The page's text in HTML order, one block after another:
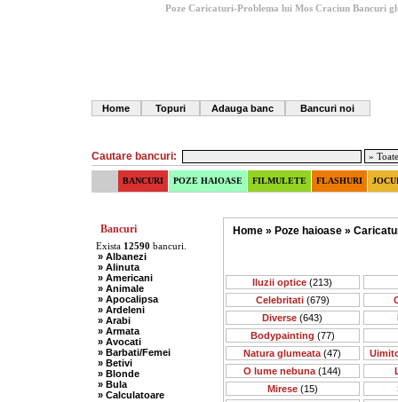
Poze Caricaturi-Problema lui Mos Craciun Bancuri
Home Topuri Adauga banc Bancuri noi
Cautare bancuri:
BANCURI POZE HAIOASE FILMULETE FLASHURI
Bancuri
Exista 12590 bancuri.
» Albanezi
» Alinuta
» Americani
» Animale
» Apocalipsa
» Ardeleni
» Arabi
» Armata
» Avocati
» Barbati/Femei
» Betivi
» Blonde
» Bula
» Calculatoare
Home» Poze haioase»
Iluzii optice (213)
Celebritati(679)
Diverse (643)
Bodypainting (77)
Natura glumeata (47)
O lume nebuna (144)
Mirese(15)